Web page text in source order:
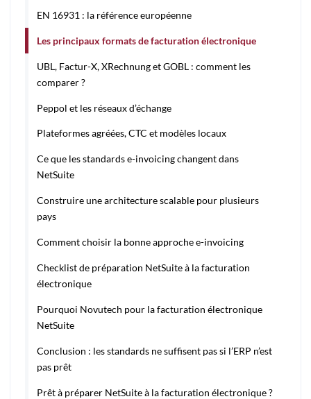
EN 16931 : la référence européenne
Les principaux formats de facturation électronique
UBL, Factur-X, XRechnung et GOBL : comment les
comparer ?
Peppol et les réseaux d’échange
Plateformes agréées, CTC et modèles locaux
Ce que les standards e-invoicing changent dans
NetSuite
Construire une architecture scalable pour plusieurs
pays
Comment choisir la bonne approche e-invoicing
Checklist de préparation NetSuite à la facturation
électronique
Pourquoi Novutech pour la facturation électronique
NetSuite
Conclusion : les standards ne suffisent pas si l’ERP n’est
pas prêt
Prêt à préparer NetSuite à la facturation électronique ?